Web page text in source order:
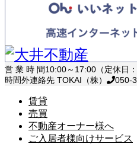
営 業 時 間10:00～17:00（定休日
時間外連絡先 TOKAI（株）
050-
賃貸
売買
不動産オーナー様へ
ご入居者様向けサービス